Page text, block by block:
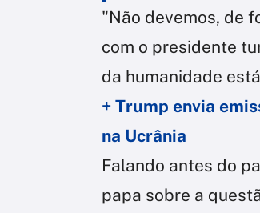
"Não devemos, de
com o presidente
da humanidade
+ Trump envia
na Ucrânia
Falando antes do
papa sobre a